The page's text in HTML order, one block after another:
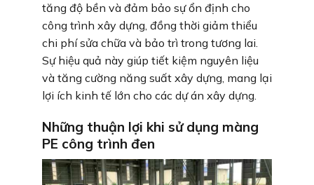
tăng độ bền và đảm bảo sự ổn định cho
công trình xây dựng, đồng thời giảm thiểu
chi phí sửa chữa và bảo trì trong tương lai.
Sự hiệu quả này giúp tiết kiệm nguyên liệu
và tăng cường năng suất xây dựng, mang lại
lợi ích kinh tế lớn cho các dự án xây dựng.
Những thuận lợi khi sử dụng màng
PE công trình đen